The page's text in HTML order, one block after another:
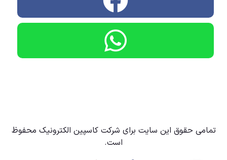
تمامی حقوق این سایت برای شرکت کاسپین الکترونیک محفوظ
است.